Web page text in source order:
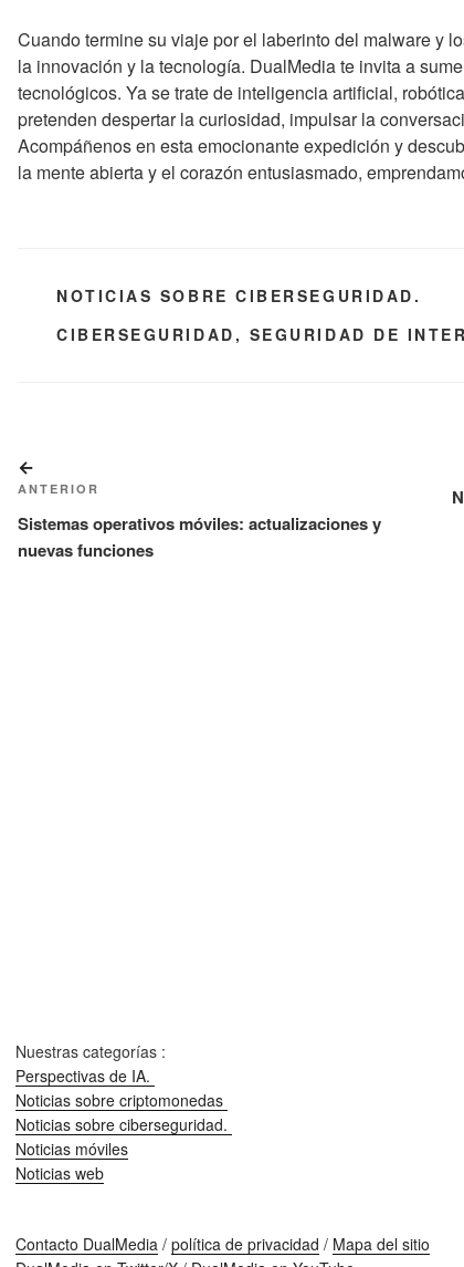
Cuando termine su viaje por el laberinto del malware y
la innovación y la tecnología. DualMedia te invita a
tecnológicos. Ya se trate de inteligencia artificial,
pretenden despertar la curiosidad, impulsar la
Acompáñenos en esta emocionante expedición y
la mente abierta y el corazón entusiasmado,
CATEGORÍAS
NOTICIAS SOBRE CIBERSEGURIDAD.
ETIQUETAS
CIBERSEGURIDAD , SEGURIDAD DE
Navegación
de
entradas
anterior:
ANTERIOR
Sistemas operativos móviles: actualizaciones y
nuevas funciones
Nuestras categorías :
Perspectivas de IA.
Noticias sobre criptomonedas
Noticias sobre ciberseguridad.
Noticias móviles
Noticias web
Contacto DualMedia / política de privacidad / Mapa del sitio